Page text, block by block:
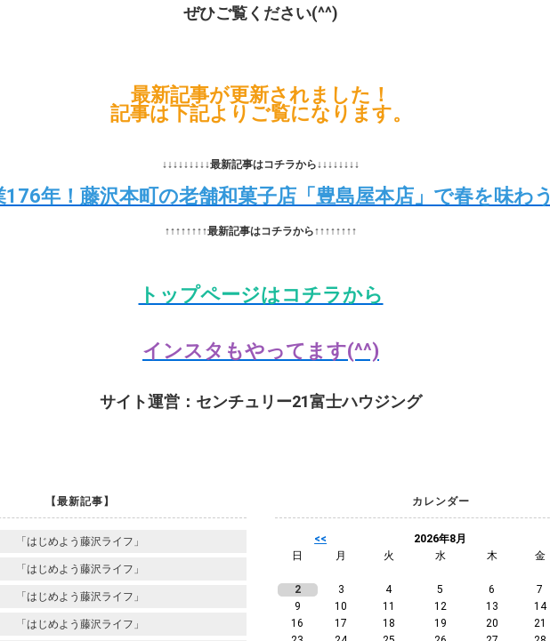
ぜひご覧ください(^^)
最新記事が更新されました！
記事は下記よりご覧になります。
↓↓↓↓↓↓↓↓↓最新記事はコチラから↓↓↓↓↓↓↓↓
176年！藤沢本町の老舗和菓子店「豊島屋本店」で春を味わう
↑↑↑↑↑↑↑↑最新記事はコチラから↑↑↑↑↑↑↑↑
トップページはコチラから
インスタもやってます(^^)
サイト運営：センチュリー21富士ハウジング
【最新記事】
「はじめよう藤沢ライフ」
「はじめよう藤沢ライフ」
「はじめよう藤沢ライフ」
「はじめよう藤沢ライフ」
カレンダー
<<
2026年8月
日
月 火 水 木 金
2
3 4 5 6 7
9
10 11 12 13 14
16
17 18 19 20 21